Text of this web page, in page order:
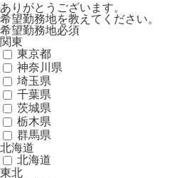
ありがとうございます。
希望勤務地を教えてください。
希望勤務地必須
関東
東京都
神奈川県
埼玉県
千葉県
茨城県
栃木県
群馬県
北海道
北海道
東北